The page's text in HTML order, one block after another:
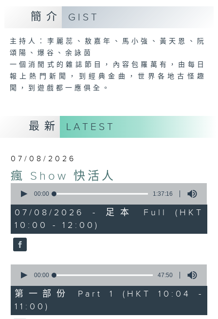
簡介 GIST
主持人：李麗蕊、敖嘉年、馬小強、黃天恩、阮
頌陽、爆谷、余詠茵
一個消閒式的雜誌節目，內容包羅萬有，由每日
報上熱門新聞，到經典金曲，世界各地古怪趣
聞，到遊戲都一應俱全。
最新 LATEST
07/08/2026
瘋 Show 快活人
seconds
1
hour,
37
minutes,
16
seconds
00:00 1:37:16
07/08/2026 - 足本 Full (HKT
10:00 - 12:00)
seconds
47
minutes,
50
seconds
00:00 47:50
第一部份 Part 1 (HKT 10:04 -
11:00)